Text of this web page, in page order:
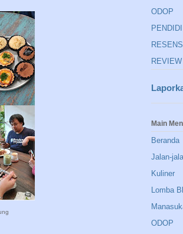
ODOP
REVIEW
Main
Beranda
Jalan-
Kuliner
Lomba
ODOP